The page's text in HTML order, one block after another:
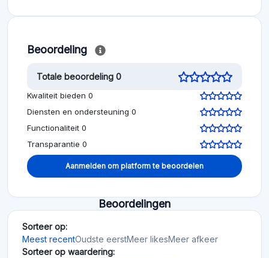
Beoordeling
Totale beoordeling 0
Kwaliteit bieden 0
Diensten en ondersteuning 0
Functionaliteit 0
Transparantie 0
Aanmelden om platform te beoordelen
Beoordelingen
Sorteer op:
Meest recentOudste eerstMeer likesMeer afkeer
Sorteer op waardering: